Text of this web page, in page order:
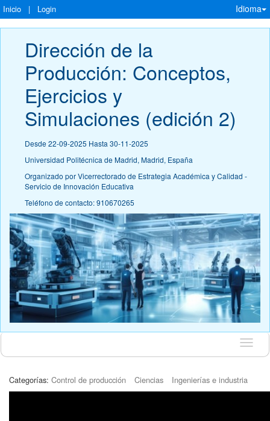
Inicio | Login Idioma
Dirección de la
Producción: Conceptos,
Ejercicios y
Simulaciones (edición 2)
Desde 22-09-2025 Hasta 30-11-2025
Universidad Politécnica de Madrid, Madrid, España
Organizado por Vicerrectorado de Estrategia Académica y Calidad -
Servicio de Innovación Educativa
Teléfono de contacto: 910670265
Idioma
Categorías: Control de producción Ciencias Ingenierías e industria